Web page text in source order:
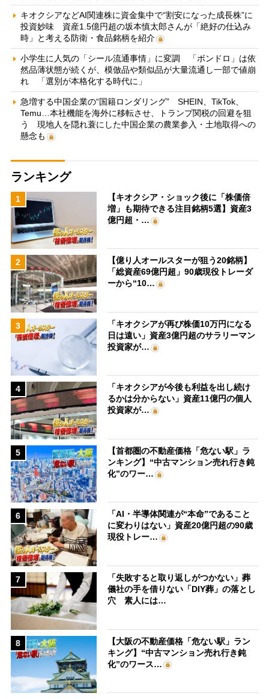
キオクシアなどAI関連株に資金集中で“割安になった成長株”に
投資妙味 資産1.5億円超の坂本慎太郎さんが「絶好の仕込み
時」と考える防衛・食品銘柄を紹介
小学生に人気の「シール流通事情」に変調 「ボンドロ」は依
然品薄状態が続くが、模倣品や類似品が大量流通し一部で値崩
れ 「選別が本格化する時代に」
急増する中国企業の“国籍ロンダリング” SHEIN、TikTok、
Temu…本社機能を海外に移転させ、トランプ関税の回避を狙
う 現地人を隠れ蓑にした中国企業の農業参入・土地取得への
懸念も
ランキング
1
【キオクシア・ショック後に「株価倍
増」も期待できる注目銘柄5選】資産3
億円超・…
2
【億り人オールスターが狙う20銘柄】
「総資産69億円超」90歳現役トレーダ
ーから“10…
3
「キオクシアが再び株価10万円になる
日は遠い」資産3億円超のサラリーマン
投資家が…
4
「キオクシアが今後も利益を出し続け
るかは分からない」資産11億円の個人
投資家が…
5
【首都圏の不動産価格「危ない駅」ラ
ンキング】“中古マンション売れ行き鈍
化”のワー…
6
「AI・半導体関連が“本命”であること
に変わりはない」資産20億円超の90歳
現役トレー…
7
「失敗すると取り返しがつかない」葬
儀社の手を借りない「DIY葬」の落とし
穴 素人には…
8
【大阪の不動産価格「危ない駅」ラン
キング】“中古マンション売れ行き鈍
化”のワース…